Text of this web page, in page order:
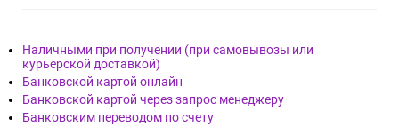
Наличными при получении (при самовывозы или
курьерской доставкой)
Банковской картой онлайн
Банковской картой через запрос менеджеру
Банковским переводом по счету